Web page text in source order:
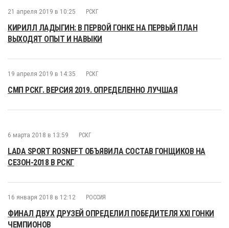
21 апреля 2019 в 10:25 РСКГ
КИРИЛЛ ЛАДЫГИН: В ПЕРВОЙ ГОНКЕ НА ПЕРВЫЙ ПЛАН
ВЫХОДЯТ ОПЫТ И НАВЫКИ
19 апреля 2019 в 14:35 РСКГ
СМП РСКГ. ВЕРСИЯ 2019. ОПРЕДЕЛЕННО ЛУЧШАЯ
6 марта 2018 в 13:59 РСКГ
LADA SPORT ROSNEFT ОБЪЯВИЛА СОСТАВ ГОНЩИКОВ НА
СЕЗОН-2018 В РСКГ
16 января 2018 в 12:12 РОССИЯ
ФИНАЛ ДВУХ ДРУЗЕЙ ОПРЕДЕЛИЛ ПОБЕДИТЕЛЯ XXI ГОНКИ
ЧЕМПИОНОВ